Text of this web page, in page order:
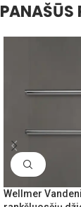
PANAŠŪS
Wellmer